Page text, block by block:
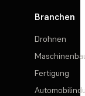
Branchen
Drohnen
Fertigung